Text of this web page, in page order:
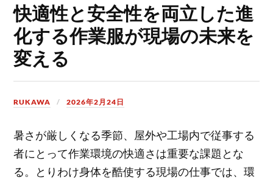
快適性と安全性を両立した進
化する作業服が現場の未来を
変える
RUKAWA 2026年2月24日
暑さが厳しくなる季節、屋外や工場内で従事する
者にとって作業環境の快適さは重要な課題とな
る。
とりわけ身体を酷使する現場の仕事では、環